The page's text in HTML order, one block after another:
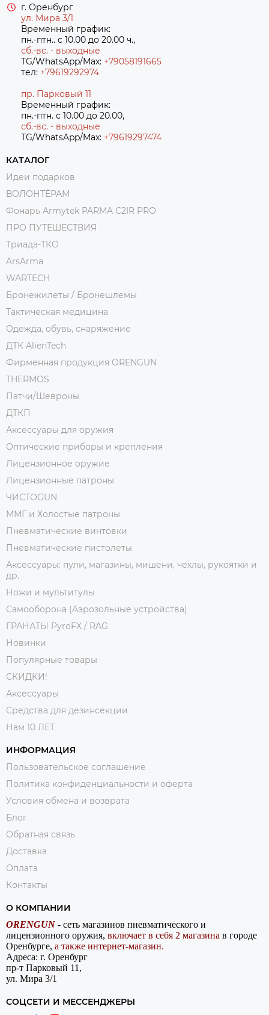
г. Оренбург
ул. Мира 3/1
Временный график:
пн.-птн.. с 10.00 до 20.00 ч.,
сб.-вс. - выходные
TG/WhatsApp/Max: +79058191665
тел: +79619292974
пр. Парковый 11
Временный график:
пн.-птн. с 10.00 до 20.00,
сб.-вс. - выходные
TG/WhatsApp/Max: +79619297474
КАТАЛОГ
Идеи подарков
ВОЛОНТЁРАМ
Фонарь Armytek PARMA C2IR PRO
ПРО ПУТЕШЕСТВИЯ
Триада-ТКО
ArsArma
WARTECH
Бронежилеты / Бронешлемы
Тактическая медицина
Одежда, обувь, снаряжение
ДТК AlienTech
Фирменная продукция ORENGUN
THERMOS
Патчи/Шевроны
ДТКП
Аксессуары для оружия
Оптические приборы и крепления
Лицензионное оружие
Лицензионные патроны
ЧИСТОGUN
ММГ и Холостые патроны
Пневматические винтовки
Пневматические пистолеты
Аксессуары: пули, магазины, мишени, чехлы, рукоятки и
др.
Ножи и мультитулы
Самооборона (Аэрозольные устройства)
ГРАНАТЫ PyroFX / RAG
Новинки
Популярные товары
СКИДКИ!
Аксессуары
Средства для дезинсекции
Нам 10 ЛЕТ
ИНФОРМАЦИЯ
Пользовательское соглашение
Политика конфиденциальности и оферта
Условия обмена и возврата
Блог
Обратная связь
Доставка
Оплата
Контакты
О КОМПАНИИ
ORENGUN - сеть магазинов пневматического и
лицензионного оружия, включает в себя 2 магазина в городе
Оренбурге, а также интернет-магазин.
Адреса: г. Оренбург
пр-т Парковый 11,
ул. Мира 3/1
СОЦСЕТИ И МЕССЕНДЖЕРЫ